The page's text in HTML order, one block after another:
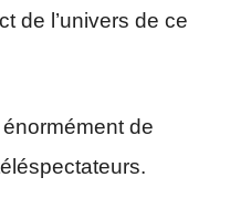
de l’univers de ce
de